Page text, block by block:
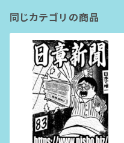
同じカテゴリの商品